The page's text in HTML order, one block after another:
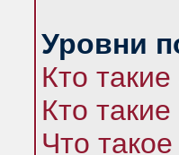
Уровни
Кто
Кто
Что